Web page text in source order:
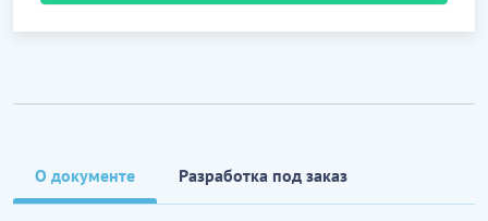
О документе Разработка под заказ